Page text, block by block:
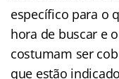
específico para o
hora de buscar e
costumam ser
que estão